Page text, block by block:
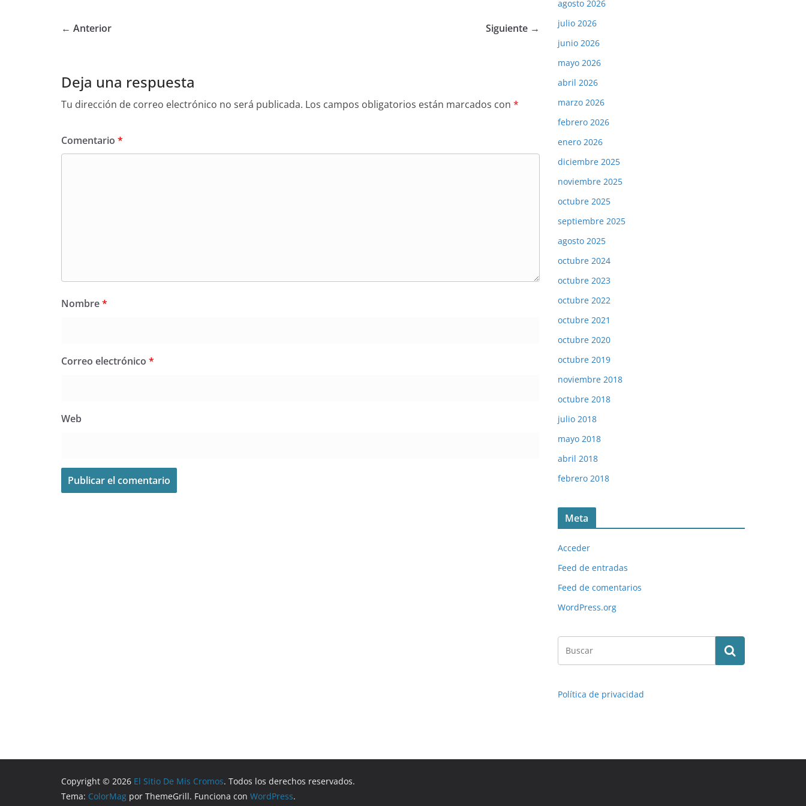
← Anterior Siguiente →
Deja una respuesta
Tu dirección de correo electrónico no será publicada. Los campos obligatorios están marcados con *
Comentario *
Nombre*
Correo electrónico *
Web
agosto 2026
julio 2026
junio 2026
mayo 2026
abril 2026
marzo 2026
febrero 2026
enero 2026
diciembre 2025
noviembre 2025
octubre 2025
septiembre 2025
agosto 2025
octubre 2024
octubre 2023
octubre 2022
octubre 2021
octubre 2020
octubre 2019
noviembre 2018
octubre 2018
julio 2018
mayo 2018
abril 2018
febrero 2018
Meta
Acceder
Feed de entradas
Feed de comentarios
WordPress.org
Política de privacidad
Copyright © 2026 El Sitio De Mis Cromos. Todos los derechos reservados.
Tema: ColorMag por ThemeGrill. Funciona con WordPress.